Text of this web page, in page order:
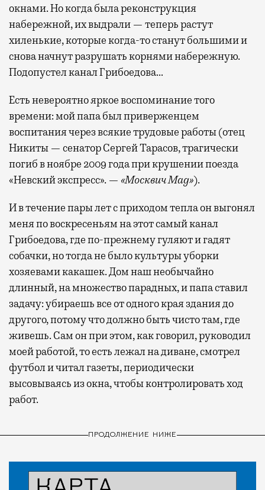
окнами. Но когда была реконструкция
набережной, их выдрали — теперь растут
хиленькие, которые когда-то станут большими и
снова начнут разрушать корнями набережную.
Подопустел канал Грибоедова…
Есть невероятно яркое воспоминание того
времени: мой папа был приверженцем
воспитания через всякие трудовые работы (отец
Никиты — сенатор Сергей Тарасов, трагически
погиб в ноябре 2009 года при крушении поезда
«Невский экспресс». — «Москвич Mag»).
И в течение пары лет с приходом тепла он выгонял
меня по воскресеньям на этот самый канал
Грибоедова, где по-прежнему гуляют и гадят
собачки, но тогда не было культуры уборки
хозяевами какашек. Дом наш необычайно
длинный, на множество парадных, и папа ставил
задачу: убираешь все от одного края здания до
другого, потому что должно быть чисто там, где
живешь. Сам он при этом, как говорил, руководил
моей работой, то есть лежал на диване, смотрел
футбол и читал газеты, периодически
высовываясь из окна, чтобы контролировать ход
работ.
ПРОДОЛЖЕНИЕ НИЖЕ